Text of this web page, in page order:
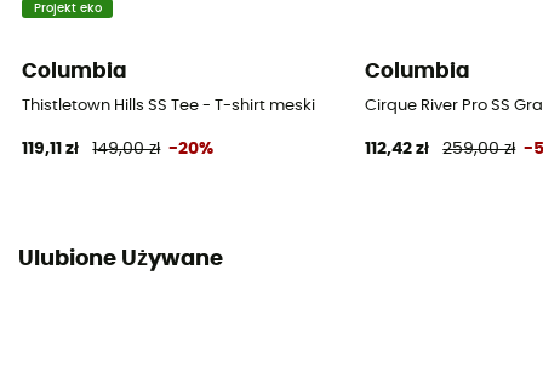
Projekt eko
Columbia
Thistletown Hills SS Tee - T-shirt meski
119,11 zł 149,00 zł -20%
Columbia
Cirque River Pro SS
112,42 zł 259,00 zł -
Ulubione Używane